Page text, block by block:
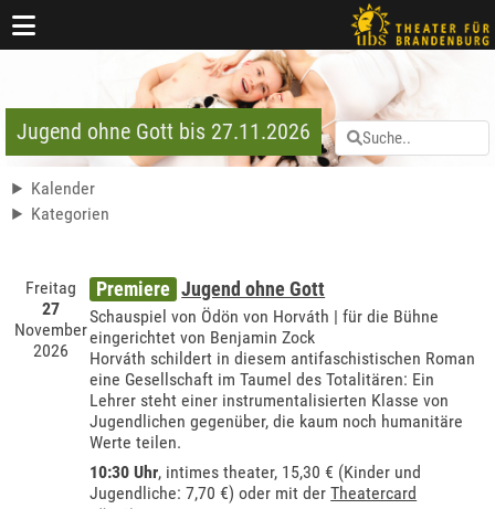
Jugend ohne Gott bis 27.11.2026
Kalender
Kategorien
Freitag
27
November
2026
Premiere Jugend ohne Gott
Schauspiel von Ödön von Horváth | für die Bühne
eingerichtet von Benjamin Zock
Horváth schildert in diesem antifaschistischen Roman
eine Gesellschaft im Taumel des Totalitären: Ein
Lehrer steht einer instrumentalisierten Klasse von
Jugendlichen gegenüber, die kaum noch humanitäre
Werte teilen.
10:30 Uhr, intimes theater, 15,30 € (Kinder und
Jugendliche: 7,70 €) oder mit derTheatercard